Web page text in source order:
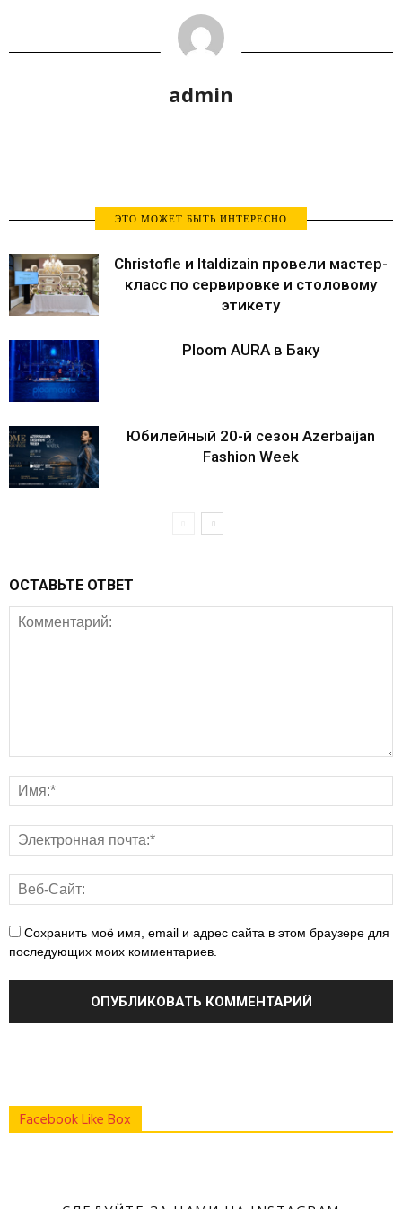
admin
ЭТО МОЖЕТ БЫТЬ ИНТЕРЕСНО
Christofle и Italdizain провели мастер-
класс по сервировке и столовому
этикету
Ploom AURA в Баку
Юбилейный 20-й сезон Azerbaijan
Fashion Week
ОСТАВЬТЕ ОТВЕТ
Сохранить моё имя, email и адрес сайта в этом браузере для
последующих моих комментариев.
Facebook Like Box